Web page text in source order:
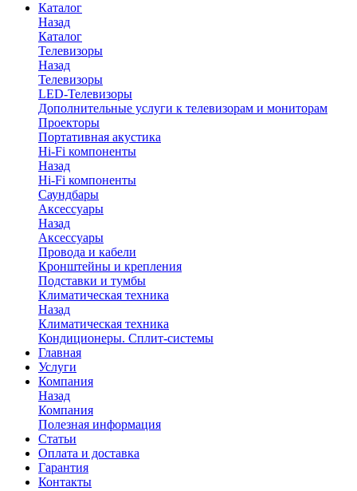
Каталог
Назад
Каталог
Телевизоры
Назад
Телевизоры
LED-Телевизоры
Дополнительные услуги к телевизорам и мониторам
Проекторы
Портативная акустика
Hi-Fi компоненты
Назад
Hi-Fi компоненты
Саундбары
Аксессуары
Назад
Аксессуары
Провода и кабели
Кронштейны и крепления
Подставки и тумбы
Климатическая техника
Назад
Климатическая техника
Кондиционеры. Сплит-системы
Главная
Услуги
Компания
Назад
Компания
Полезная информация
Статьи
Оплата и доставка
Гарантия
Контакты